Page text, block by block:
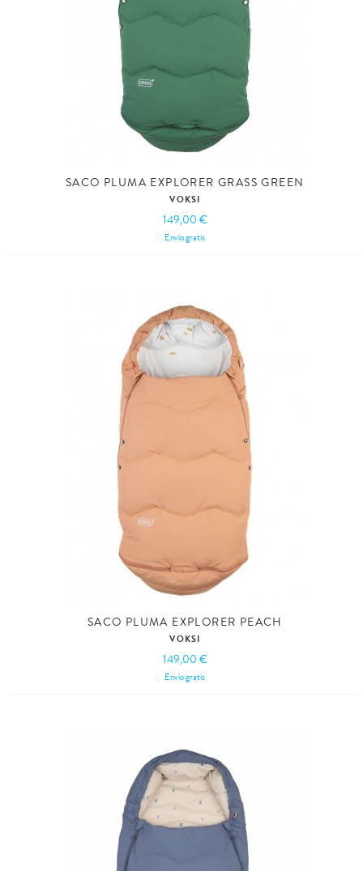
SACO PLUMA EXPLORER GRASS GREEN
VOKSI
149,00 €
Envío gratis
SACO PLUMA EXPLORER PEACH
VOKSI
149,00 €
Envío gratis